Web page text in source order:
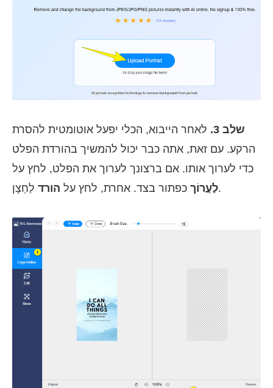
שלב 3.
לאחר הייבוא, הכלי יפעל אוטומטית להסרת
הרקע. עם זאת, אתה כבר יכול להמשיך בהורדת הפלט
כדי לערוך אותו. אם ברצונך לערוך את הפלט, לחץ על
לַעֲרוֹך כפתור בצד. אחרת, לחץ על הורד לַחְצָן.